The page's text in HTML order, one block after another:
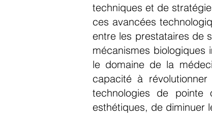
techniques et de
ces avancées
entre les prestataires de
mécanismes biologiques
le domaine de la
capacité à
technologies de
esthétiques, de diminuer